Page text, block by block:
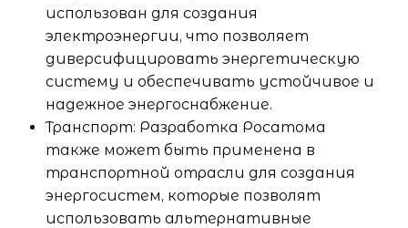
использован для создания
электроэнергии, что позволяет
диверсифицировать энергетическую
систему и обеспечивать устойчивое и
надежное энергоснабжение.
Транспорт: Разработка Росатома
также может быть применена в
транспортной отрасли для создания
энергосистем, которые позволят
использовать альтернативные